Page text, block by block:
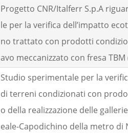
Progetto CNR/Italferr S.p.A
le per la verifica dell’impatto
no trattato con prodotti
avo meccanizzato con fresa
Studio sperimentale per la
di terreni condizionati con
o della realizzazione delle
eale-Capodichino della metro di